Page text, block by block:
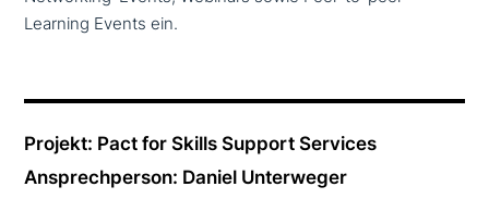
Learning Events ein.
Projekt: Pact for Skills Support Services
Ansprechperson: Daniel Unterweger